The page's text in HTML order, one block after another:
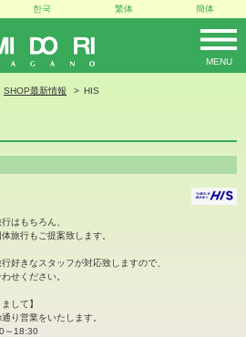
MENU
한국 繁体 簡体
SHOP最新情報 HIS
はもちろん、
旅行もご提案致します。
好きなスタッフが対応致しますので、
せください。
して】
り営業をいたします。
～18:30